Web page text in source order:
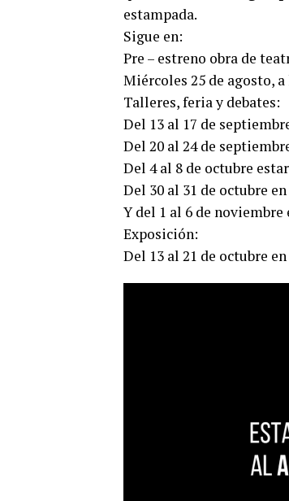
estampada.
Sigue en:
Pre – estreno obra de
Miércoles 25 de agosto,
Talleres, feria y debates:
Del 13 al 17 de
Del 20 al 24 de
Del 4 al 8 de octubre
Del 30 al 31 de octubre
Y del 1 al 6 de
Exposición:
Del 13 al 21 de octubre